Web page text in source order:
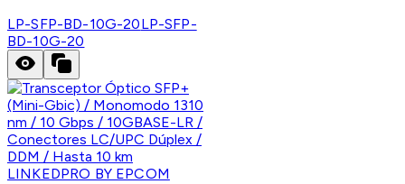
LP-SFP-BD-10G-20LP-SFP-
BD-10G-20
LINKEDPRO BY EPCOM